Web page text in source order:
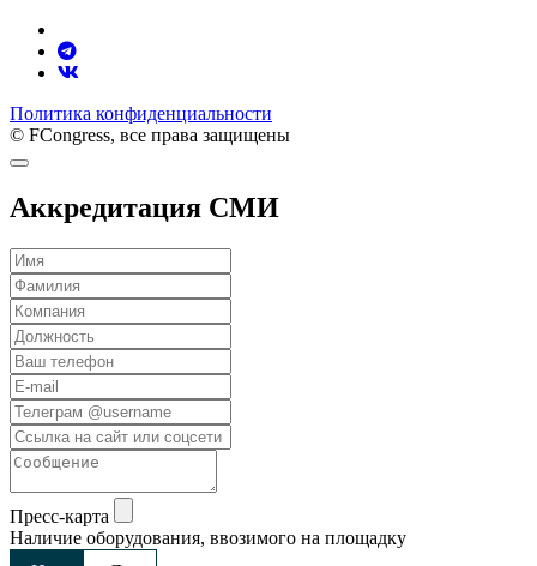
Политика конфиденциальности
© FCongress, все права защищены
Аккредитация СМИ
Пресс-карта
Наличие оборудования, ввозимого на площадку